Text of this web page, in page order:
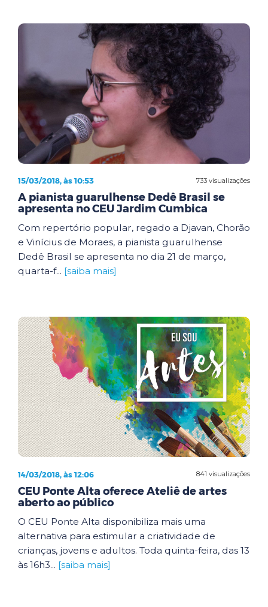
733 visualizações
15/03/2018, às 10:53
A pianista guarulhense Dedê Brasil se
apresenta no CEU Jardim Cumbica
Com repertório popular, regado a Djavan, Chorão
e Vinícius de Moraes, a pianista guarulhense
Dedê Brasil se apresenta no dia 21 de março,
quarta-f... [saiba mais]
841 visualizações
14/03/2018, às 12:06
CEU Ponte Alta oferece Ateliê de artes
aberto ao público
O CEU Ponte Alta disponibiliza mais uma
alternativa para estimular a criatividade de
crianças, jovens e adultos. Toda quinta-feira, das 13
às 16h3... [saiba mais]